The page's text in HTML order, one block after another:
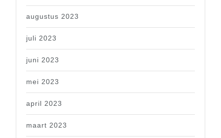
augustus 2023
juli 2023
juni 2023
mei 2023
april 2023
maart 2023